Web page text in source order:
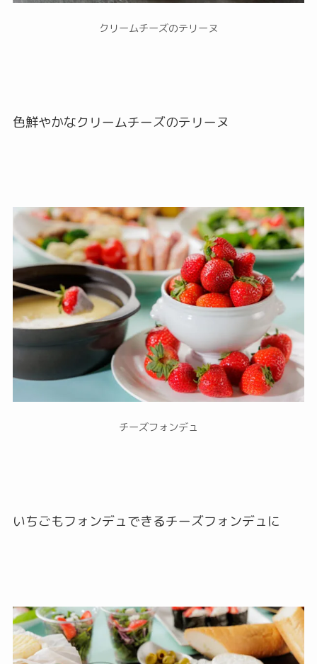
クリームチーズのテリーヌ
色鮮やかなクリームチーズのテリーヌ
チーズフォンデュ
いちごもフォンデュできるチーズフォンデュに